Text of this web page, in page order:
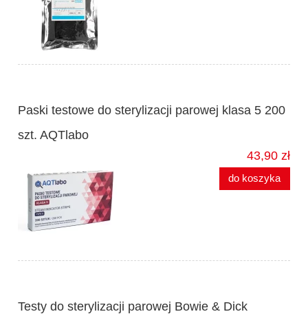
Paski testowe do sterylizacji parowej klasa 5 200
szt. AQTlabo
43,90 zł
do koszyka
Testy do sterylizacji parowej Bowie & Dick